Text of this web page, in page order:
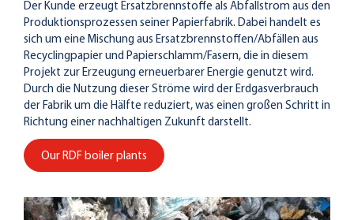
Der Kunde erzeugt Ersatzbrennstoffe als Abfallstrom aus den
Produktionsprozessen seiner Papierfabrik. Dabei handelt es
sich um eine Mischung aus Ersatzbrennstoffen/Abfällen aus
Recyclingpapier und Papierschlamm/Fasern, die in diesem
Projekt zur Erzeugung erneuerbarer Energie genutzt wird.
Durch die Nutzung dieser Ströme wird der Erdgasverbrauch
der Fabrik um die Hälfte reduziert, was einen großen Schritt in
Richtung einer nachhaltigen Zukunft darstellt.
Our RDF boiler plants